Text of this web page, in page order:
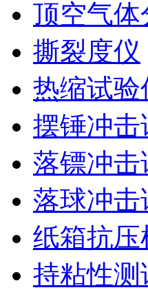
顶空气体
撕裂度仪
热缩试验
摆锤冲击
落镖冲击
落球冲击
纸箱抗压
持粘性测